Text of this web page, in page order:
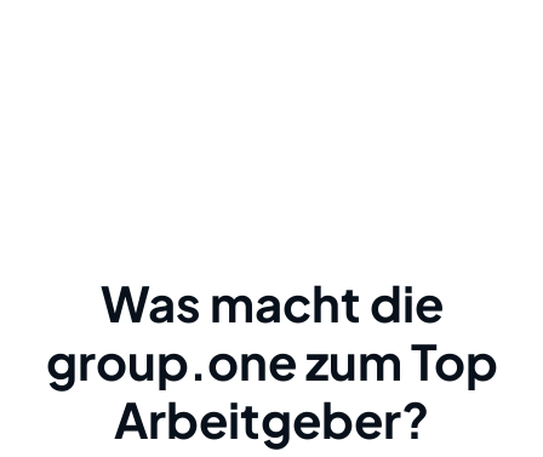
Was macht die
group.one zum Top
Arbeitgeber?